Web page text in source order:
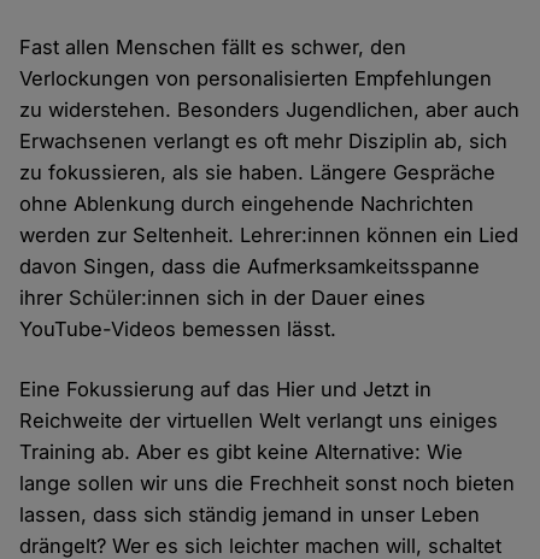
Fast allen Menschen fällt es schwer, den
Verlockungen von personalisierten Empfehlungen
zu widerstehen. Besonders Jugendlichen, aber auch
Erwachsenen verlangt es oft mehr Disziplin ab, sich
zu fokussieren, als sie haben. Längere Gespräche
ohne Ablenkung durch eingehende Nachrichten
werden zur Seltenheit. Lehrer:innen können ein Lied
davon Singen, dass die Aufmerksamkeitsspanne
ihrer Schüler:innen sich in der Dauer eines
YouTube-Videos bemessen lässt.
Eine Fokussierung auf das Hier und Jetzt in
Reichweite der virtuellen Welt verlangt uns einiges
Training ab. Aber es gibt keine Alternative: Wie
lange sollen wir uns die Frechheit sonst noch bieten
lassen, dass sich ständig jemand in unser Leben
drängelt? Wer es sich leichter machen will, schaltet